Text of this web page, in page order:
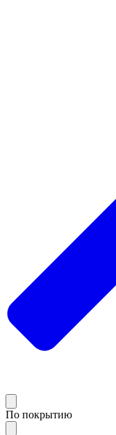
По покрытию